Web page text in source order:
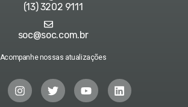
(13) 3202 9111
soc@soc.com.br
Acompanhe nossas atualizações